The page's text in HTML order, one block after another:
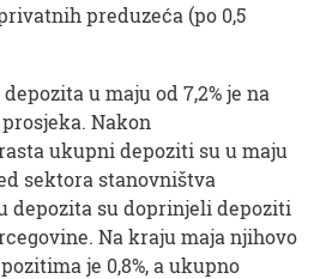
preduzeća (po 0,5
u maju od 7,2% je na
Nakon
ukupni depoziti su u maju
sektora stanovništva
depozita su doprinjeli depoziti
Na kraju maja njihovo
je 0,8%, a ukupno